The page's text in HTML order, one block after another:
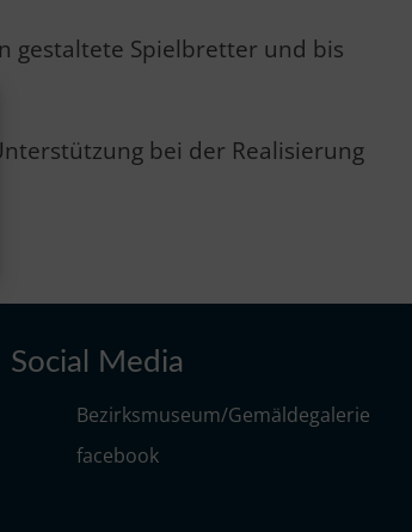
gestaltete Spielbretter und bis
bei der Realisierung
Social Media
Bezirksmuseum/Gemäldegalerie
facebook